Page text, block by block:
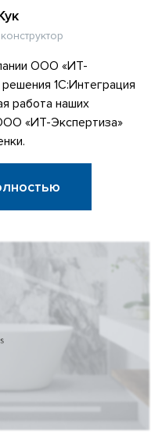
ООО «ИТ-
1С:Интеграция
работа наших
«ИТ-Экспертиза»